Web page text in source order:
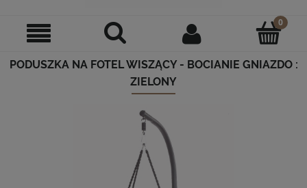
PODUSZKA NA FOTEL WISZĄCY - BOCIANIE GNIAZDO :
ZIELONY